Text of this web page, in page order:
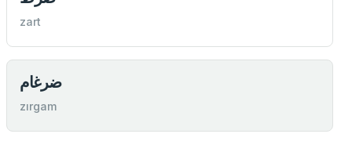
zart
ضرغام
zırgam